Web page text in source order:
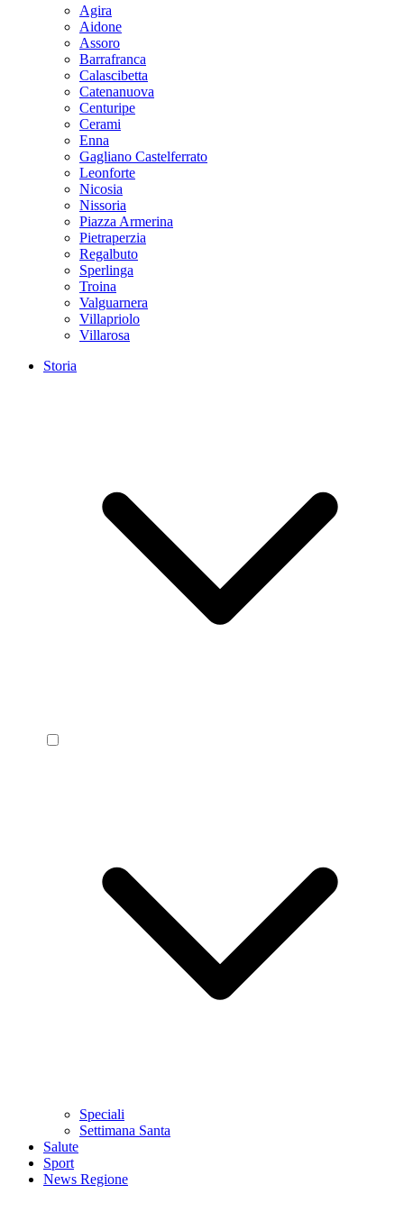
Agira
Aidone
Assoro
Barrafranca
Calascibetta
Catenanuova
Centuripe
Cerami
Enna
Gagliano Castelferrato
Leonforte
Nicosia
Nissoria
Piazza Armerina
Pietraperzia
Regalbuto
Sperlinga
Troina
Valguarnera
Villapriolo
Villarosa
Storia
Speciali
Settimana Santa
Salute
Sport
News Regione